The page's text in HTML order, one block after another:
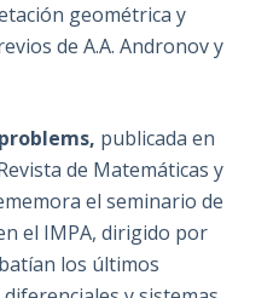
geométrica y
de A.A. Andronov y
publicada en
de Matemáticas y
el seminario de
el IMPA, dirigido por
los últimos